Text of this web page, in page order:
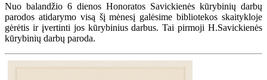
Nuo balandžio 6 dienos Honoratos Savickienės kūrybinių darbų
parodos atidarymo visą šį mėnesį galėsime bibliotekos skaitykloje
gėrėtis ir įvertinti jos kūrybinius darbus. Tai pirmoji H.Savickienės
kūrybinių darbų paroda.